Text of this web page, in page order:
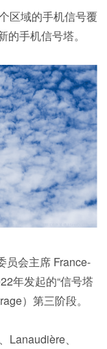
区域的手机信号覆
手机信号塔。
员会主席 France-
年发起的“信号塔
）第三阶段。
Lanaudière、